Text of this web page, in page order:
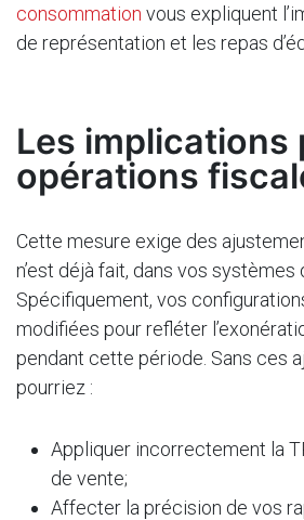
consommation vous expliquent
de représentation et les repas
Les implications
opérations
Cette mesure exige des
n’est déjà fait, dans vos systèmes
Spécifiquement, vos
modifiées pour refléter
pendant cette période. Sans ces
pourriez :
Appliquer incorrectement la
de vente;
Affecter la précision de vos